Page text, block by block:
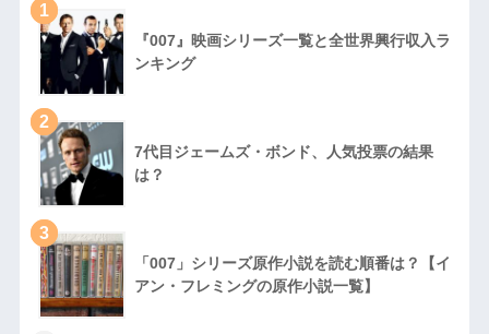
1
『007』映画シリーズ一覧と全世界興行収入ラ
ンキング
2
7代目ジェームズ・ボンド、人気投票の結果
は？
3
「007」シリーズ原作小説を読む順番は？【イ
アン・フレミングの原作小説一覧】